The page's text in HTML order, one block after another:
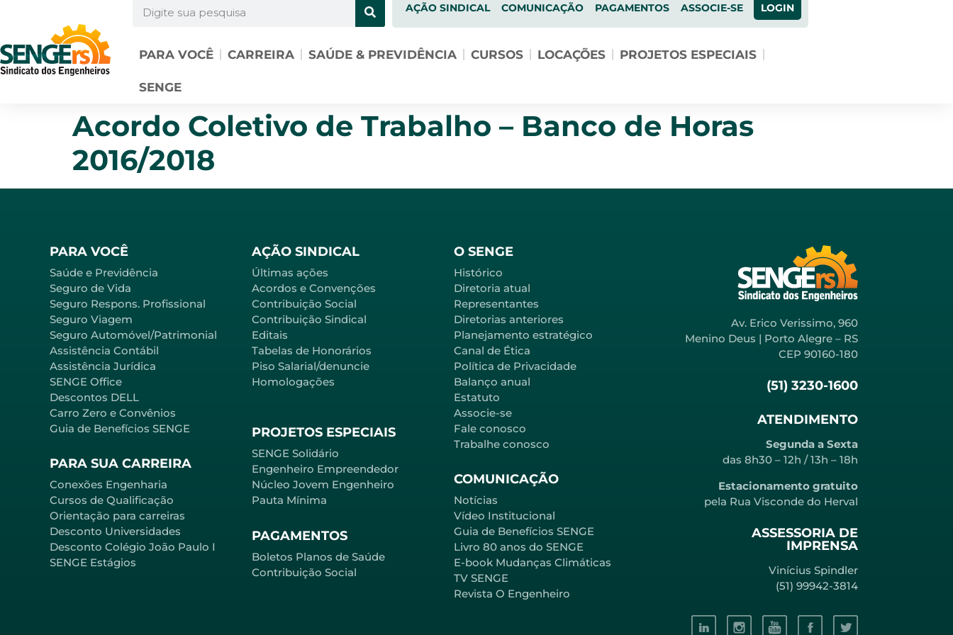
AÇÃO SINDICAL COMUNICAÇÃO PAGAMENTOS ASSOCIE-SE LOGIN
PARA VOCÊ CARREIRA SAÚDE & PREVIDÊNCIA CURSOS LOCAÇÕES PROJETOS ESPECIAIS
SENGE
Acordo Coletivo de Trabalho – Banco de Horas
2016/2018
PARA VOCÊ
Saúde e Previdência
Seguro de Vida
Seguro Respons. Profissional
Seguro Viagem
Seguro Automóvel/Patrimonial
Assistência Contábil
Assistência Jurídica
SENGE Office
Descontos DELL
Carro Zero e Convênios
Guia de Benefícios SENGE
PARA SUA CARREIRA
Conexões Engenharia
Cursos de Qualificação
Orientação para carreiras
Desconto Universidades
Desconto Colégio João Paulo I
SENGE Estágios
AÇÃO SINDICAL
Últimas ações
Acordos e Convenções
Contribuição Social
Contribuição Sindical
Editais
Tabelas de Honorários
Piso Salarial/denuncie
Homologações
PROJETOS ESPECIAIS
SENGE Solidário
Engenheiro Empreendedor
Núcleo Jovem Engenheiro
Pauta Mínima
PAGAMENTOS
Boletos Planos de Saúde
Contribuição Social
O SENGE
Histórico
Diretoria atual
Representantes
Diretorias anteriores
Planejamento estratégico
Canal de Ética
Política de Privacidade
Balanço anual
Estatuto
Associe-se
Fale conosco
Trabalhe conosco
COMUNICAÇÃO
Notícias
Vídeo Institucional
Guia de Benefícios SENGE
Livro 80 anos do SENGE
E-book Mudanças Climáticas
TV SENGE
Revista O Engenheiro
Av. Erico Verissimo, 960
Menino Deus | Porto Alegre – RS
CEP 90160-180
(51) 3230-1600
ATENDIMENTO
Segunda a Sexta
das 8h30 – 12h / 13h – 18h
Estacionamento gratuito
pela Rua Visconde do Herval
ASSESSORIA DE
IMPRENSA
Vinícius Spindler
(51) 99942-3814